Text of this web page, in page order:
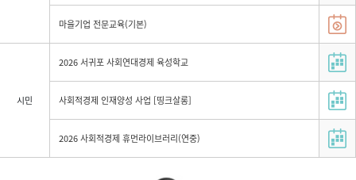
마을기업 전문교육(기본)
시민
2026 서귀포 사회연대경제 육성학교
사회적경제 인재양성 사업 [띵크살롱]
2026 사회적경제 휴먼라이브러리(연중)